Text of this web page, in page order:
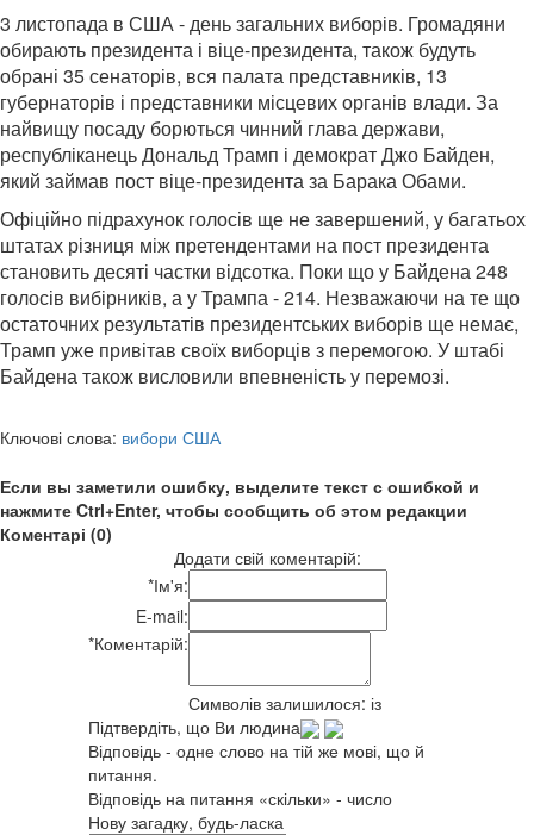
3 листопада в США - день загальних виборів. Громадяни
обирають президента і віце-президента, також будуть
обрані 35 сенаторів, вся палата представників, 13
губернаторів і представники місцевих органів влади. За
найвищу посаду борються чинний глава держави,
республіканець Дональд Трамп і демократ Джо Байден,
який займав пост віце-президента за Барака Обами.
Офіційно підрахунок голосів ще не завершений, у багатьох
штатах різниця між претендентами на пост президента
становить десяті частки відсотка. Поки що у Байдена 248
голосів вибірників, а у Трампа - 214. Незважаючи на те що
остаточних результатів президентських виборів ще немає,
Трамп уже привітав своїх виборців з перемогою. У штабі
Байдена також висловили впевненість у перемозі.
Ключові слова: вибори США
Если вы заметили ошибку, выделите текст с ошибкой и
нажмите Ctrl+Enter, чтобы сообщить об этом редакции
Коментарі (0)
Додати свій коментарій:
*Ім'я:
E-mail:
*Коментарій:
Символів залишилося: із
Підтвердіть, що Ви людина
Відповідь - одне слово на тій же мові, що й
питання.
Відповідь на питання «скільки» - число
Нову загадку, будь-ласка